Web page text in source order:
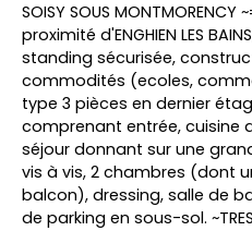
SOISY SOUS MONTMORENCY
proximité d'ENGHIEN LES
standing sécurisée,
commodités (ecoles,
type 3 pièces en dernier
comprenant entrée, cuisine
séjour donnant sur une
vis à vis, 2 chambres (dont
balcon), dressing, salle de
de parking en sous-sol. ~TRES